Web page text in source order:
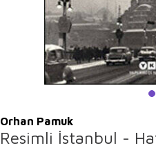
Orhan Pamuk
Resimli İstanbul -